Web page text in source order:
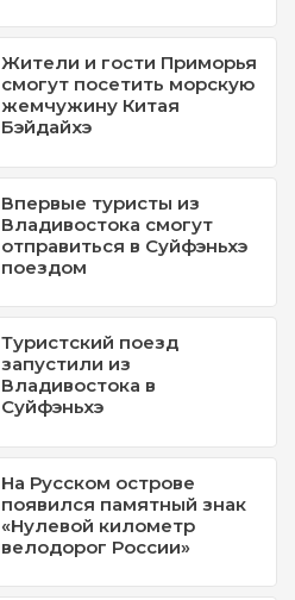
Жители и гости Приморья
смогут посетить морскую
жемчужину Китая
Бэйдайхэ
Впервые туристы из
Владивостока смогут
отправиться в Суйфэньхэ
поездом
Туристский поезд
запустили из
Владивостока в
Суйфэньхэ
На Русском острове
появился памятный знак
«Нулевой километр
велодорог России»